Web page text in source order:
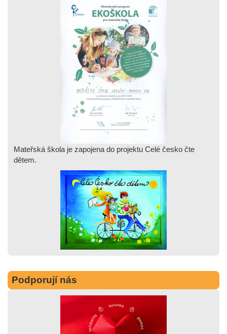
Mateřská škola je zapojena do projektu Celé česko čte
dětem.
Podporují nás